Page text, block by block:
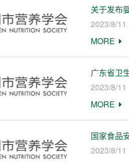
关于发布
2023/8/11
MORE
广东省卫
2023/8/11
MORE
国家食品
2023/8/11